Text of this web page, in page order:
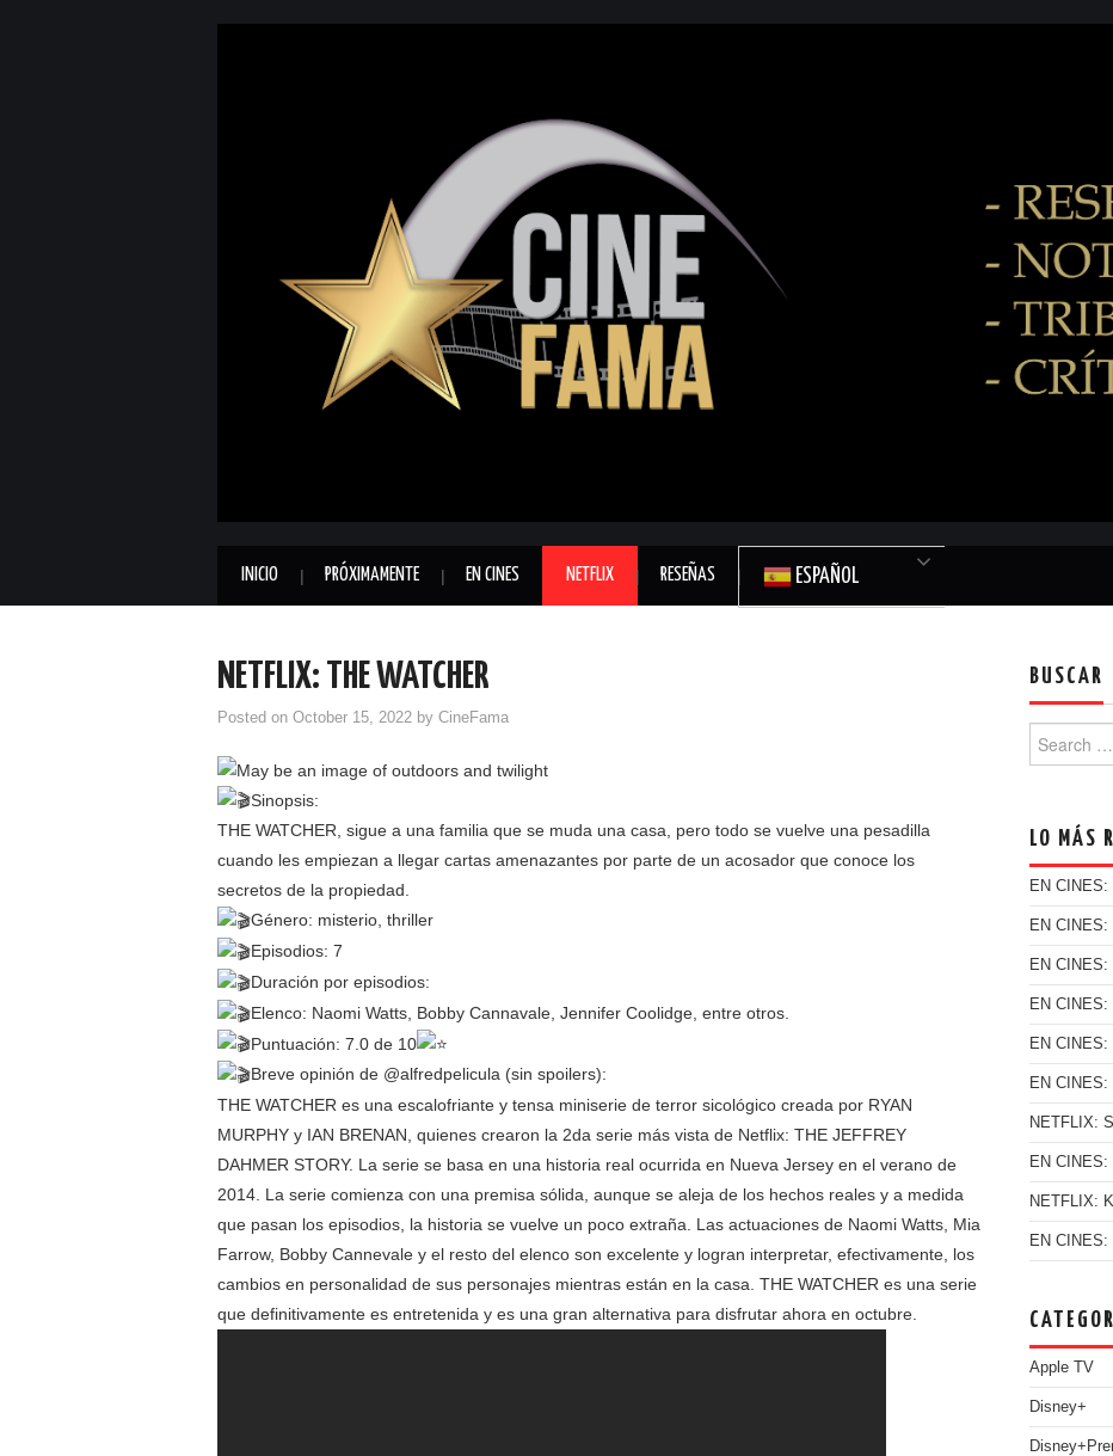
INICIO PRÓXIMAMENTE EN CINES NETFLIX RESEÑAS ESPAÑOL
NETFLIX: THE WATCHER
Posted on October 15, 2022 by CineFama
Sinopsis:
THE WATCHER, sigue a una familia que se muda una casa, pero todo se vuelve una pesadilla
cuando les empiezan a llegar cartas amenazantes por parte de un acosador que conoce los
secretos de la propiedad.
Género: misterio, thriller
Episodios: 7
Duración por episodios:
Elenco: Naomi Watts, Bobby Cannavale, Jennifer Coolidge, entre otros.
Puntuación: 7.0 de 10
Breve opinión de @alfredpelicula (sin spoilers):
THE WATCHER es una escalofriante y tensa miniserie de terror sicológico creada por RYAN
MURPHY y IAN BRENAN, quienes crearon la 2da serie más vista de Netflix: THE JEFFREY
DAHMER STORY. La serie se basa en una historia real ocurrida en Nueva Jersey en el verano de
2014. La serie comienza con una premisa sólida, aunque se aleja de los hechos reales y a medida
que pasan los episodios, la historia se vuelve un poco extraña. Las actuaciones de Naomi Watts, Mia
Farrow, Bobby Cannevale y el resto del elenco son excelente y logran interpretar, efectivamente, los
cambios en personalidad de sus personajes mientras están en la casa. THE WATCHER es una serie
que definitivamente es entretenida y es una gran alternativa para disfrutar ahora en octubre.
BUSCAR
Search for:
LO MÁS
EN CINES:
EN
EN
EN
EN CINES:
EN
NETFLIX:
EN
NETFLIX:
EN CINES:
Apple TV
Disney+